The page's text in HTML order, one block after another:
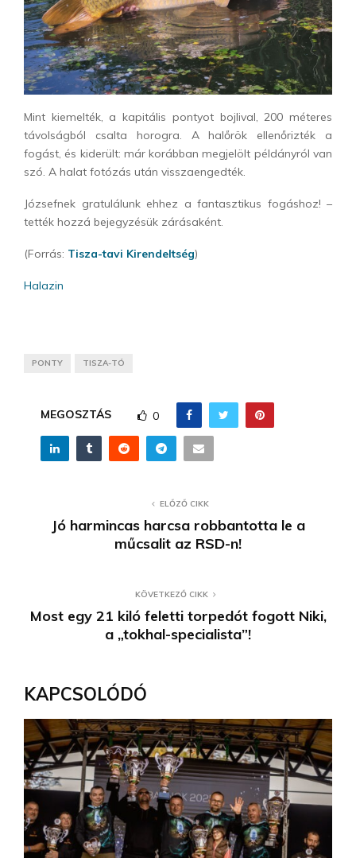
Mint kiemelték, a kapitális pontyot bojlival, 200 méteres
távolságból csalta horogra. A halőrök ellenőrizték a
fogást, és kiderült: már korábban megjelölt példányról van
szó. A halat fotózás után visszaengedték.
Józsefnek gratulálunk ehhez a fantasztikus fogáshoz! –
tették hozzá bejegyzésük zárásaként.
(Forrás: Tisza-tavi Kirendeltség)
Halazin
PONTY TISZA-TÓ
MEGOSZTÁS 0
ELŐZŐ CIKK
Jó harmincas harcsa robbantotta le a
műcsalit az RSD-n!
KÖVETKEZŐ CIKK
Most egy 21 kiló feletti torpedót fogott Niki,
a „tokhal-specialista”!
KAPCSOLÓDÓ